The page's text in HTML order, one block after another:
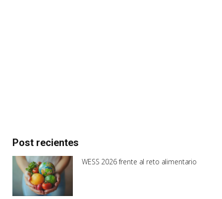
Post recientes
WESS 2026 frente al reto alimentario